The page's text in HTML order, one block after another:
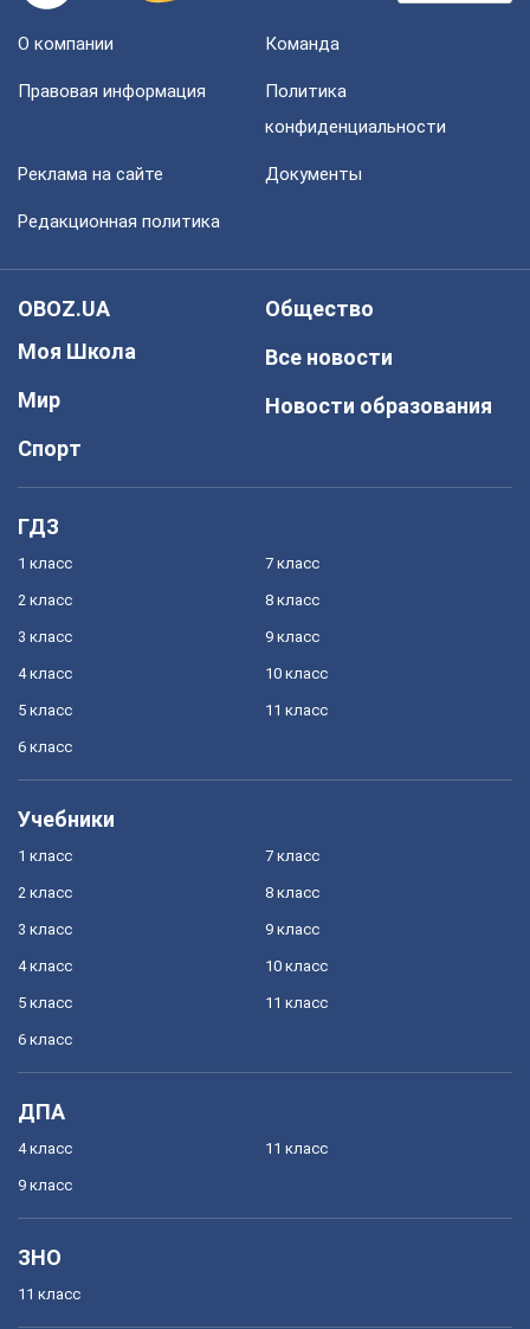
О компании Команда
Правовая информация
Политика
конфиденциальности
Реклама на сайте Документы
Редакционная политика
OBOZ.UA
Моя Школа
Мир
Спорт
Общество
Все новости
Новости образования
ГДЗ
1 класс
2 класс
3 класс
4 класс
5 класс
6 класс
7 класс
8 класс
9 класс
10 класс
11 класс
Учебники
1 класс
2 класс
3 класс
4 класс
5 класс
6 класс
7 класс
8 класс
9 класс
10 класс
11 класс
ДПА
4 класс
9 класс
11 класс
ЗНО
11 класс